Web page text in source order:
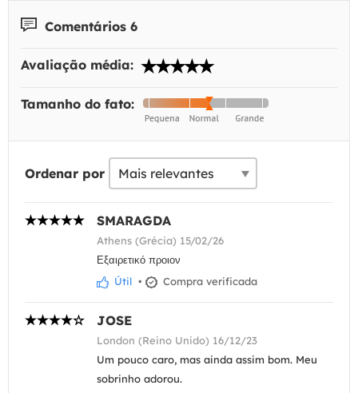
Comentários 6
Avaliação média:
Tamanho do fato:
Ordenar por
SMARAGDA
Athens (Grécia) 15/02/26
Εξαιρετικό προιον
Útil • Compra verificada
JOSE
London (Reino Unido) 16/12/23
Um pouco caro, mas ainda assim bom. Meu
sobrinho adorou.